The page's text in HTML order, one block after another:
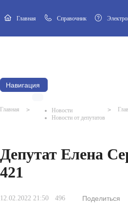
Главная Cправочник
Навигация
Главная >
Новости
Новости от депутатов
>
Депутат Елена
421
12.02.2022 21:50 496 Поделиться